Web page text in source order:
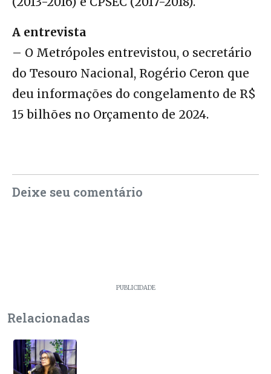
A entrevista
– O Metrópoles entrevistou, o secretário
do Tesouro Nacional, Rogério Ceron que
deu informações do congelamento de R$
15 bilhões no Orçamento de 2024.
Deixe seu comentário
PUBLICIDADE
Relacionadas